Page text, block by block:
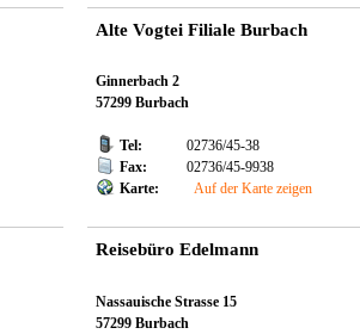
Alte Vogtei Filiale Burbach
Ginnerbach 2
57299 Burbach
Tel:
02736/45-38
Fax:
02736/45-9938
Karte:
Auf der Karte zeigen
Reisebüro Edelmann
Nassauische Strasse 15
57299 Burbach